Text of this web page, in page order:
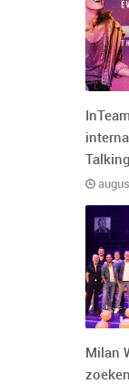
Milan